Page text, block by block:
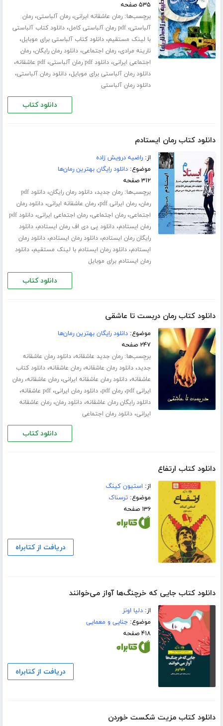
۵۳۵ صفحه
برچسب‌ها:رمان عاشقانه ایرانی،رمان آلباستی،رمان
آلباستی،pdf رمان آلباستی کامل ،دانلود کتاب آلباستی
با لینک مستقیم،دانلود کتاب آلباستی برای موبایل،
نارینه مرادی،رمان اجتماعی،دانلود رمان رایگان،رمان
اجتماعی ایرانی،دانلود pdf رمان آلباستی ،pdf عاشقانه ،
دانلود رمان آلباستی برای موبایل،دانلود رمان آلباستی،
دانلود رمان آلباستی
دانلود کتاب
دانلود کتاب رمان ایستادم
از:راضیه درویش زاده
موضوع:دانلود رایگان بهترین رمان‌ها
۳۱۲ صفحه
برچسب‌ها:رمان جدید،دانلود رمان رایگان،
دانلود pdf
رمان،رمان ایرانی pdf ،رمان عاشقانه ایرانی،دانلود رمان
اجتماعی،رمان اجتماعی،رمان اجتماعی ایرانی،
دانلود pdf
رمان ایستادم،دانلود پی دی اف رمان ایستادم،دانلود
رایگان رمان ایستادم،دانلود رمان ایستادم،دانلود رمان
ایستادم،دانلود رمان ایستادم با لینک مستقیم،دانلود
رمان ایستادم برای موبایل
دانلود کتاب
دانلود کتاب رمان دربست تا عاشقی
موضوع:دانلود رایگان بهترین رمان‌ها
۲۴۷ صفحه
برچسب‌ها:رمان جدید عاشقانه،دانلود رمان عاشقانه
جدید،دانلود رمان عاشقانه،رمان عاشقانه،دانلود کتاب
عاشقانه،دانلود رمان عاشقانه ایرانی،رمان عاشقانه،رمان
ایرانی pdf
،رمان pdf ،دانلود رمان ایرانی،pdf عاشقانه ،
دانلود رایگان رمان عاشقانه،دانلود رمان،رمان عاشقانه
ایرانی،دانلود رمان اجتماعی
دانلود کتاب
دانلود کتاب ارتفاع
از: استیون کینگ
موضوع:ترسناک
۱۳۶ صفحه
دریافت از کتابراه
دانلود کتاب جایی که خرچنگ‌ها آواز می‌خوانند
از:دلیا اونز
موضوع:جنایی و معمایی
۴۱۸ صفحه
دریافت از کتابراه
دانلود کتاب مزیت شکست خوردن